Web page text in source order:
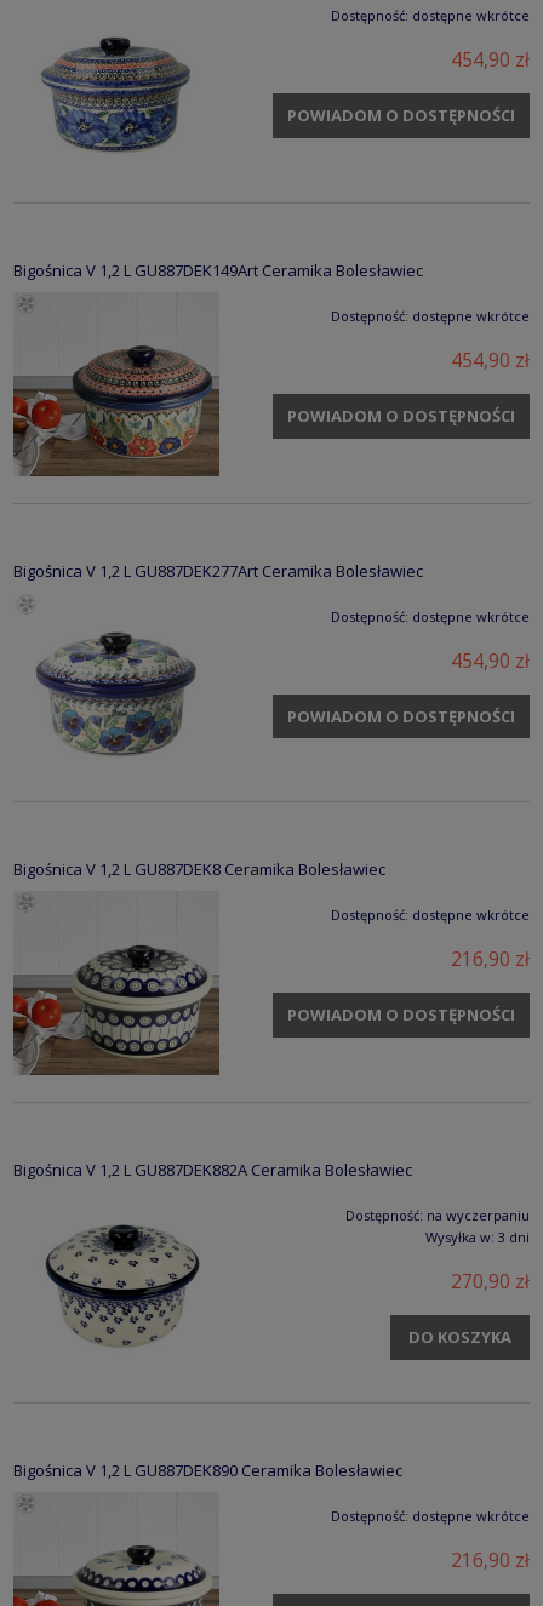
Dostępność: dostępne wkrótce
454,90 zł
POWIADOM O DOSTĘPNOŚCI
Bigośnica V 1,2 L GU887DEK149Art Ceramika Bolesławiec
Dostępność: dostępne wkrótce
454,90 zł
POWIADOM O DOSTĘPNOŚCI
Bigośnica V 1,2 L GU887DEK277Art Ceramika Bolesławiec
Dostępność: dostępne wkrótce
454,90 zł
POWIADOM O DOSTĘPNOŚCI
Bigośnica V 1,2 L GU887DEK8 Ceramika Bolesławiec
Dostępność: dostępne wkrótce
216,90 zł
POWIADOM O DOSTĘPNOŚCI
Bigośnica V 1,2 L GU887DEK882A Ceramika Bolesławiec
Dostępność: na wyczerpaniu
Wysyłka w: 3 dni
270,90 zł
DO KOSZYKA
Bigośnica V 1,2 L GU887DEK890 Ceramika Bolesławiec
Dostępność: dostępne wkrótce
216,90 zł